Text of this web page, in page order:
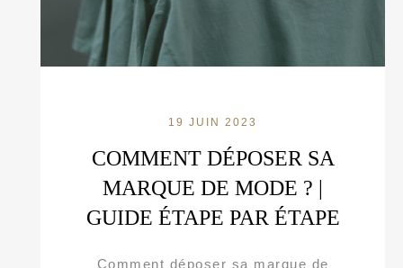
19 JUIN 2023
COMMENT DÉPOSER SA
MARQUE DE MODE ? |
GUIDE ÉTAPE PAR ÉTAPE
Comment déposer sa marque de